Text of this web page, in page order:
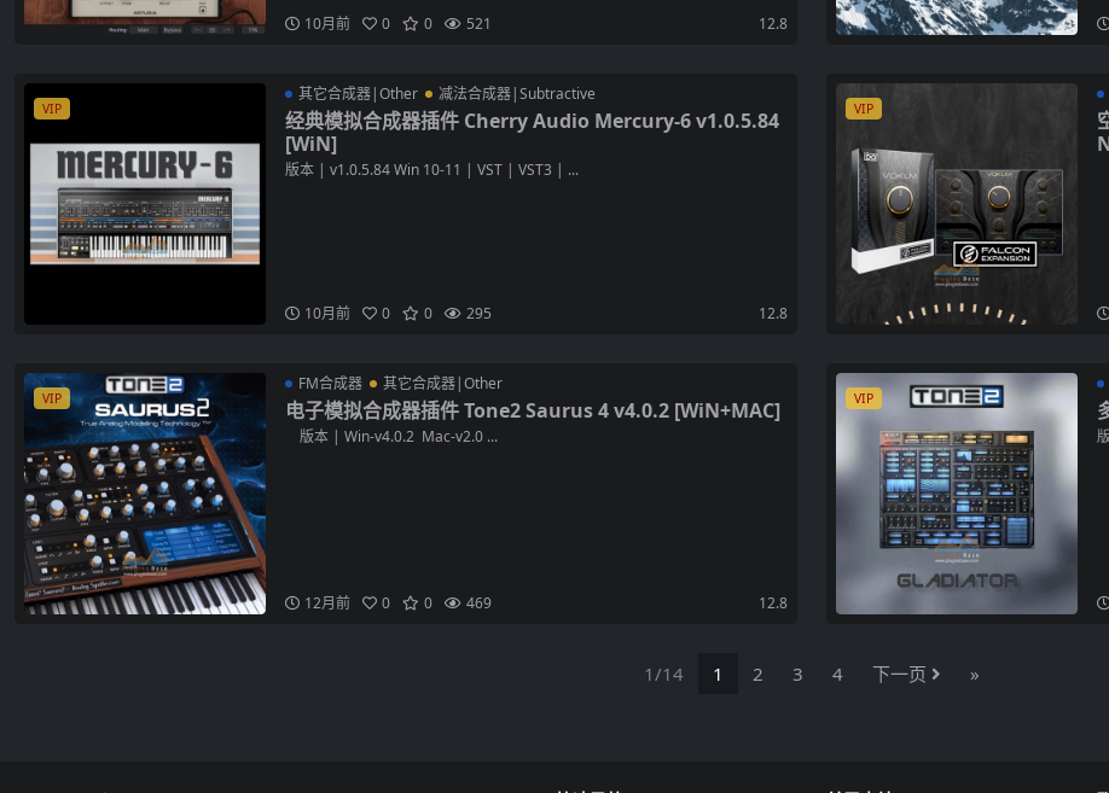
10月前 0 0 521 12.8
VIP
其它合成器|Other 减法合成器|Subtractive
经典模拟合成器插件 Cherry Audio Mercury-6 v1.0.5.84
[WiN]
版本 | v1.0.5.84 Win 10-11 | VST | VST3 | ...
10月前 0 0 295 12.8
VIP
VIP
FM合成器 其它合成器|Other
电子模拟合成器插件 Tone2 Saurus 4 v4.0.2 [WiN+MAC]
版本 | Win-v4.0.2 Mac-v2.0 ...
12月前 0 0 469 12.8
VIP
1/14 1 2 3 4 下一页 »